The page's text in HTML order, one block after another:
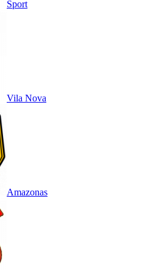
Sport
Vila Nova
Amazonas